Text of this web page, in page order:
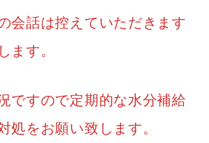
会話は控えていただきます
ます。
ですので定期的な水分補給
処をお願い致します。